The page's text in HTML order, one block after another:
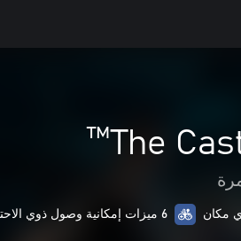
The
6 ميزات إمكانية وصول ذوي الاحتياجات الخاصة